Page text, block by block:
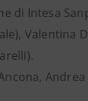
di Intesa
Valentina